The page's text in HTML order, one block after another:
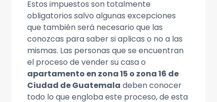
Estos impuestos son totalmente
obligatorios salvo algunas excepciones
que también será necesario que las
conozcas para saber si aplicas o no a las
mismas. Las personas que se encuentran
el proceso de vender su casa o
apartamento en zona 15 o zona 16 de
Ciudad de Guatemala deben conocer
todo lo que engloba este proceso, de esta